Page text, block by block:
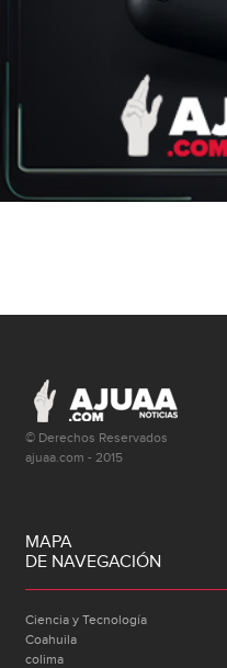
© Derechos Reservados
ajuaa.com - 2015
MAPA
DE NAVEGACIÓN
Ciencia y Tecnología
Coahuila
colima